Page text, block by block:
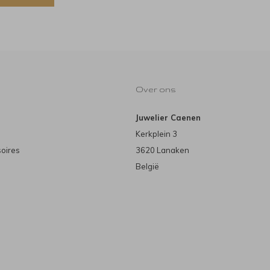
Over ons
Juwelier Caenen
Kerkplein 3
3620 Lanaken
België